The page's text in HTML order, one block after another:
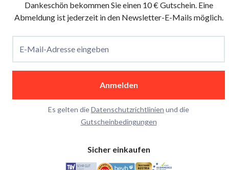
Dankeschön bekommen Sie einen 10 € Gutschein. Eine
Abmeldung ist jederzeit in den Newsletter-E-Mails möglich.
E-Mail-Adresse eingeben
Anmelden
Es gelten dieDatenschutzrichtlinien und die
Gutscheinbedingungen
Sicher einkaufen